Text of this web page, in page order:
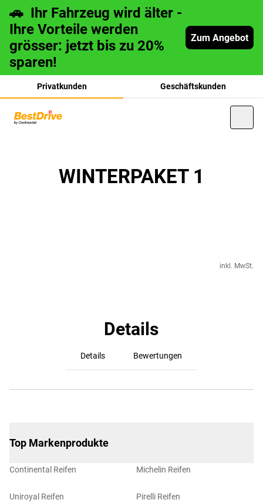
🚗 Ihr Fahrzeug wird älter -
Ihre Vorteile werden
grösser: jetzt bis zu 20%
sparen!
Zum Angebot
Privatkunden Geschäftskunden
WINTERPAKET 1
inkl. MwSt.
Details
Details Bewertungen
Top Markenprodukte
Continental Reifen
Uniroyal Reifen
Michelin Reifen
Pirelli Reifen